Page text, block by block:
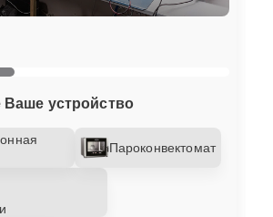
устройство
Пароконвектомат